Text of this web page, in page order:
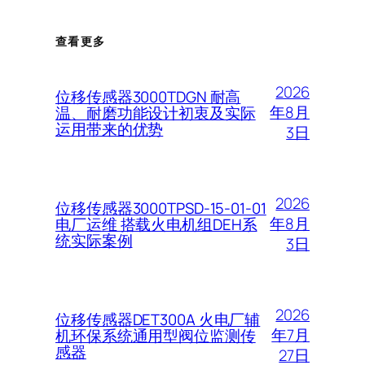
查看更多
位移传感器3000TDGN 耐高
温、耐磨功能设计初衷及实际
运用带来的优势
2026
年8月
3日
位移传感器3000TPSD-15-01-01
电厂运维 搭载火电机组DEH系
统实际案例
2026
年8月
3日
位移传感器DET300A 火电厂辅
机环保系统通用型阀位监测传
感器
2026
年7月
27日